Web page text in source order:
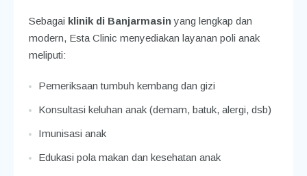
Sebagai klinik di Banjarmasinyang lengkap dan
modern, Esta Clinic menyediakan layanan poli anak
meliputi:
Pemeriksaan tumbuh kembang dan gizi
Konsultasi keluhan anak (demam, batuk, alergi, dsb)
Imunisasi anak
Edukasi pola makan dan kesehatan anak